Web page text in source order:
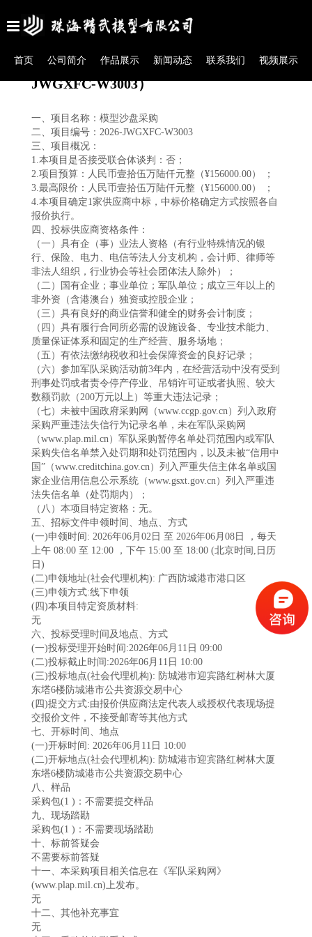
首页 公司简介 作品展示 新闻动态 联系我们 视频展示
模型沙盘采购招标公告（2026-
JWGXFC-W3003）
一、项目名称：模型沙盘采购
二、项目编号： 2026-JWGXFC-W3003
三、项目概况：
1.本项目是否接受联合体谈判：否；
2.项目预算：人民币壹拾伍万陆仟元整（¥156000.00） ；
3.最高限价：人民币壹拾伍万陆仟元整（¥156000.00） ；
4.本项目确定1家供应商中标，中标价格确定方式按照各自
报价执行。
四、投标供应商资格条件：
（一）具有企（事）业法人资格（有行业特殊情况的银
行、保险、电力、电信等法人分支机构，会计师、律师等
非法人组织，行业协会等社会团体法人除外）；
（二）国有企业；事业单位；军队单位；成立三年以上的
非外资（含港澳台）独资或控股企业；
（三）具有良好的商业信誉和健全的财务会计制度；
（四）具有履行合同所必需的设施设备、专业技术能力、
质量保证体系和固定的生产经营、服务场地；
（五）有依法缴纳税收和社会保障资金的良好记录；
（六）参加军队采购活动前3年内，在经营活动中没有受到
刑事处罚或者责令停产停业、吊销许可证或者执照、较大
数额罚款（200万元以上）等重大违法记录；
（七）未被中国政府采购网（www.ccgp.gov.cn）列入政府
采购严重违法失信行为记录名单，未在军队采购网
（www.plap.mil.cn）军队采购暂停名单处罚范围内或军队
采购失信名单禁入处罚期和处罚范围内，以及未被“信用中
国”（www.creditchina.gov.cn）列入严重失信主体名单或国
家企业信用信息公示系统（www.gsxt.gov.cn）列入严重违
法失信名单（处罚期内）；
（八）本项目特定资格：无。
五、招标文件申领时间、地点、方式
(一)申领时间: 2026年06月02日 至 2026年06月08日 ，每天
上午 08:00 至 12:00 ，下午 15:00 至 18:00 (北京时间,日历
日)
(二)申领地址(社会代理机构): 广西防城港市港口区
(三)申领方式:线下申领
(四)本项目特定资质材料:
无
六、投标受理时间及地点、方式
(一)投标受理开始时间:2026年06月11日 09:00
(二)投标截止时间:2026年06月11日 10:00
(三)投标地点(社会代理机构): 防城港市迎宾路红树林大厦
东塔6楼防城港市公共资源交易中心
(四)提交方式:由报价供应商法定代表人或授权代表现场提
交报价文件，不接受邮寄等其他方式
七、开标时间、地点
(一)开标时间: 2026年06月11日 10:00
(二)开标地点(社会代理机构): 防城港市迎宾路红树林大厦
东塔6楼防城港市公共资源交易中心
八、样品
采购包(1 )：不需要提交样品
九、现场踏勘
采购包(1 )：不需要现场踏勘
十、标前答疑会
不需要标前答疑
十一、本采购项目相关信息在《军队采购网》
(www.plap.mil.cn)上发布。
无
十二、其他补充事宜
无